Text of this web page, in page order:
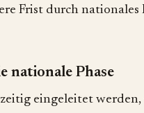
Frist durch nationales
nationale Phase
eingeleitet